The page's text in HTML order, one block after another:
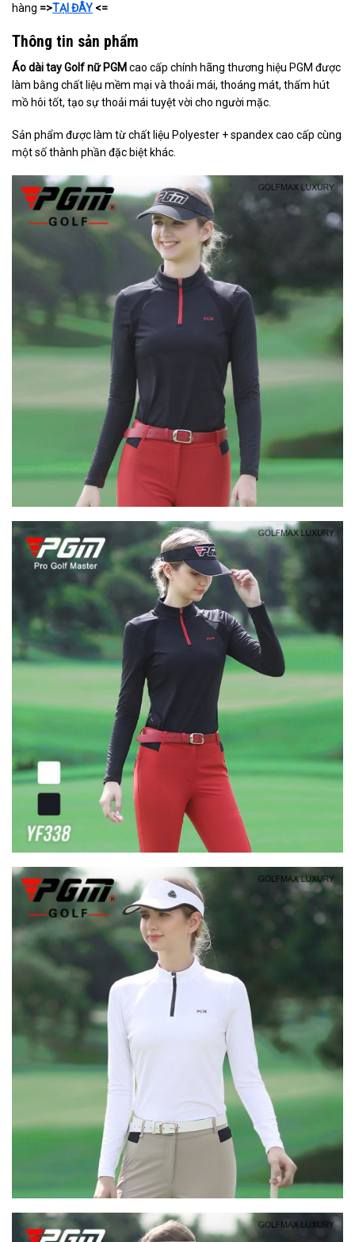
hàng =>TẠI ĐÂY <=
Thông tin sản phẩm
Áo dài tay Golf nữ PGM cao cấp chính hãng thương hiệu PGM được
làm bằng chất liệu mềm mại và thoải mái, thoáng mát, thấm hút
mồ hôi tốt, tạo sự thoải mái tuyệt vời cho người mặc.
Sản phẩm được làm từ chất liệu Polyester + spandex cao cấp cùng
một số thành phần đặc biệt khác.